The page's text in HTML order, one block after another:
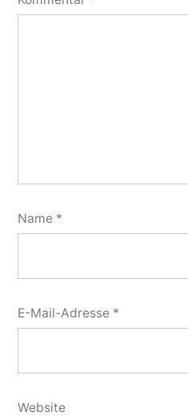
Name *
E-Mail-Adresse *
Website